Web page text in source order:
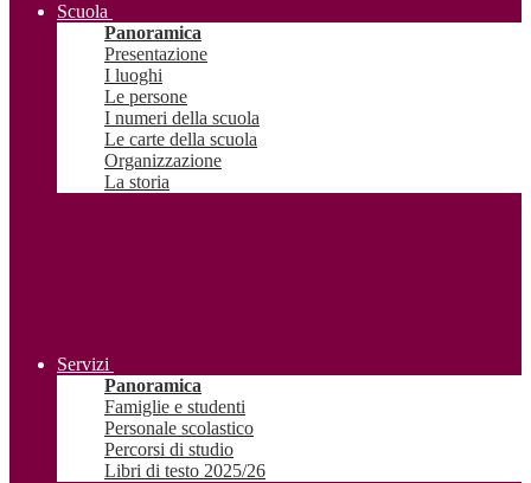
Scuola
Panoramica
Presentazione
I luoghi
Le persone
I numeri della scuola
Le carte della scuola
Organizzazione
La storia
Servizi
Panoramica
Famiglie e studenti
Personale scolastico
Percorsi di studio
Libri di testo 2025/26